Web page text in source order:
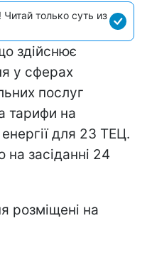
только суть из
здійснює
у сферах
послуг
тарифи на
для 23 ТЕЦ.
засіданні 24
розміщені на